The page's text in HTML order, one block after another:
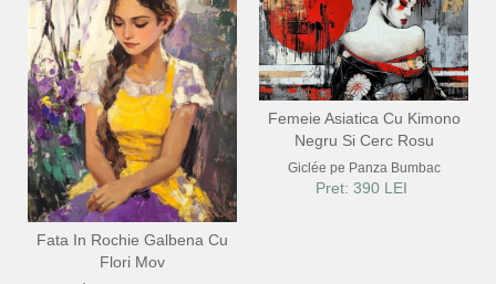
Fata In Rochie Galbena Cu
Flori Mov
Femeie Asiatica Cu Kimono
Negru Si Cerc Rosu
Giclée pe Panza Bumbac
Pret: 390 LEI